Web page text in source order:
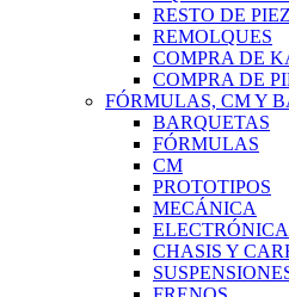
RESTO DE
REMOLQUES
COMPRA DE
COMPRA DE
FÓRMULAS, CM Y
BARQUETAS
FÓRMULAS
CM
PROTOTIPOS
MECÁNICA
ELECTRÓNICA
CHASIS Y